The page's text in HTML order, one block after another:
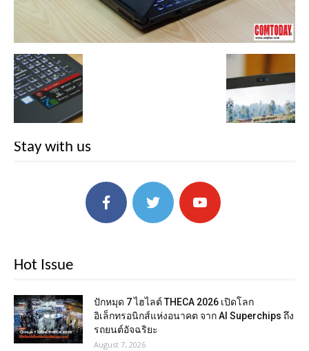
Stay with us
Hot Issue
ปักหมุด 7 ไฮไลต์ THECA 2026 เปิดโลก
อิเล็กทรอนิกส์แห่งอนาคต จาก AI Superchips ถึง
รถยนต์อัจฉริยะ
August 7, 2026